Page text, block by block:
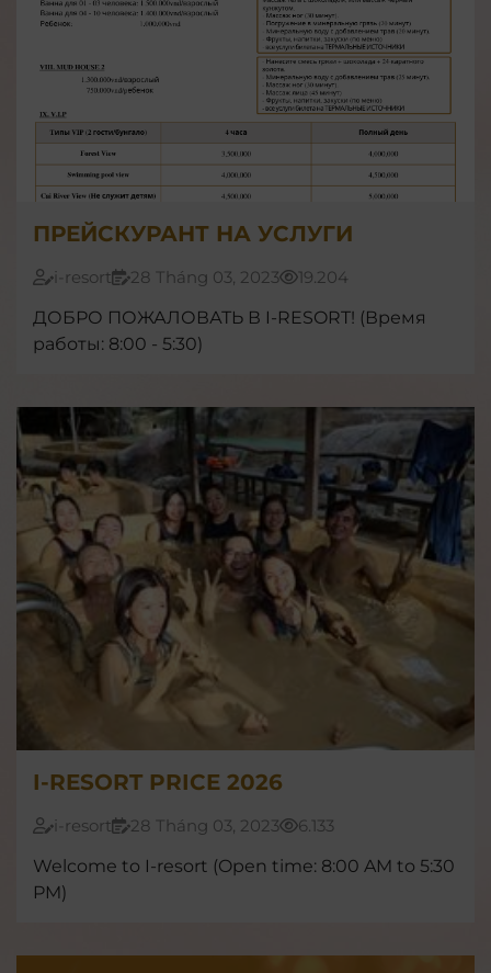
ПРЕЙСКУРАНТ НА УСЛУГИ
i-resort 28 Tháng 03, 2023
19.204
ДОБРО ПОЖАЛОВАТЬ В I-RESORT! (Время
работы: 8:00 - 5:30)
I-RESORT PRICE 2026
i-resort 28 Tháng 03, 2023
6.133
Welcome to I-resort (Open time: 8:00 AM to 5:30
PM)